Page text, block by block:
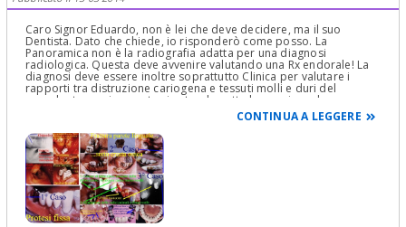
Caro Signor Eduardo, non è lei che deve decidere, ma il suo
Dentista. Dato che chiede, io risponderò come posso. La
Panoramica non è la radiografia adatta per una diagnosi
radiologica. Questa deve avvenire valutando una Rx endorale! La
diagnosi deve essere inoltre soprattutto Clinica per valutare i
rapporti tra distruzione cariogena e tessuti molli e duri del
parodonto, ossia quanto si estende sotto la gengiva ed
eventualmente l'osso e questo lo si fa con un sondaggio
parodontale con sondino parodontale millimetrato e conservativo
con uno specillo curvo! Comunque, dalla lastra sembrerebbe che
si potrebbe attuare un allungamento della corona clinica ed una
ricostruzione o conservativa o protesica con pernomoncone,
dopo avere ovviamente rimosso l'attuale protesi ed infine
rifacendola! Risolverei così il problema! Le lascio un Poster di
casistica simile di denti molto più compromessi del suo con
distruzioni cariogene o fratture o patologie parodontali gravi e
curati con Terapia parodontale, allungamento della corona Clinica
CONTINUA A LEGGERE